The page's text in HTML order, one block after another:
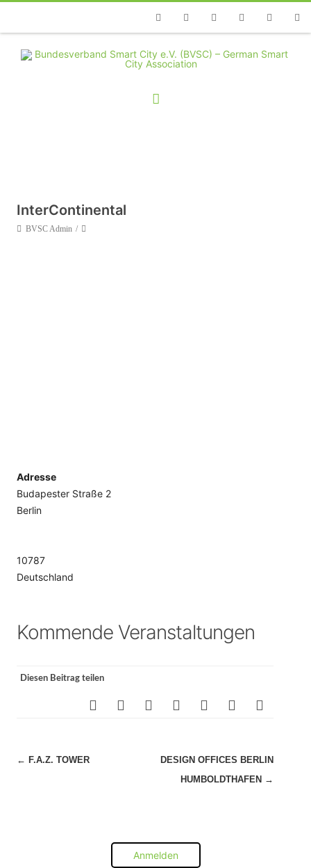
TelefonFacebookTwitterYoutubeInstagramLinkedin
InterContinental
BVSC Admin
Adresse
Budapester Straße 2
Berlin
10787
Deutschland
Kommende Veranstaltungen
Diesen Beitrag teilen
Beitragsnavigation
← F.A.Z. TOWER
DESIGN OFFICES BERLIN
HUMBOLDTHAFEN →
Anmelden